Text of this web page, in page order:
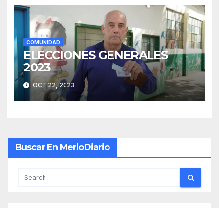
COMUNIDAD
ELECCIONES GENERALES
2023
OCT 22, 2023
Buscar En MerloDiario